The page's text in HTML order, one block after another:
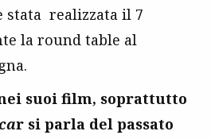
stata realizzata il 7
la round table al
suoi film, soprattutto
r si parla del passato